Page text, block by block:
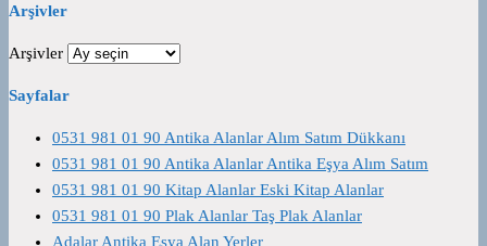
Arşivler
Arşivler
Sayfalar
0531 981 01 90 Antika Alanlar Alım Satım Dükkanı
0531 981 01 90 Antika Alanlar Antika Eşya Alım Satım
0531 981 01 90 Kitap Alanlar Eski Kitap Alanlar
0531 981 01 90 Plak Alanlar Taş Plak Alanlar
Adalar Antika Eşya Alan Yerler